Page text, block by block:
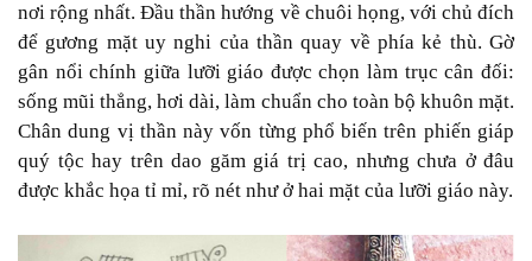
nơi rộng nhất. Đầu thần hướng về chuôi họng, với chủ đích
để gương mặt uy nghi của thần quay về phía kẻ thù. Gờ
gân nổi chính giữa lưỡi giáo được chọn làm trục cân đối:
sống mũi thẳng, hơi dài, làm chuẩn cho toàn bộ khuôn mặt.
Chân dung vị thần này vốn từng phổ biến trên phiến giáp
quý tộc hay trên dao găm giá trị cao, nhưng chưa ở đâu
được khắc họa tỉ mỉ, rõ nét như ở hai mặt của lưỡi giáo này.